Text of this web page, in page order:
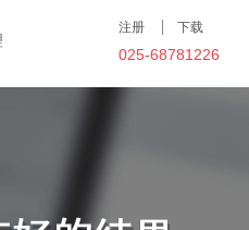
注册 下载
025-68781226